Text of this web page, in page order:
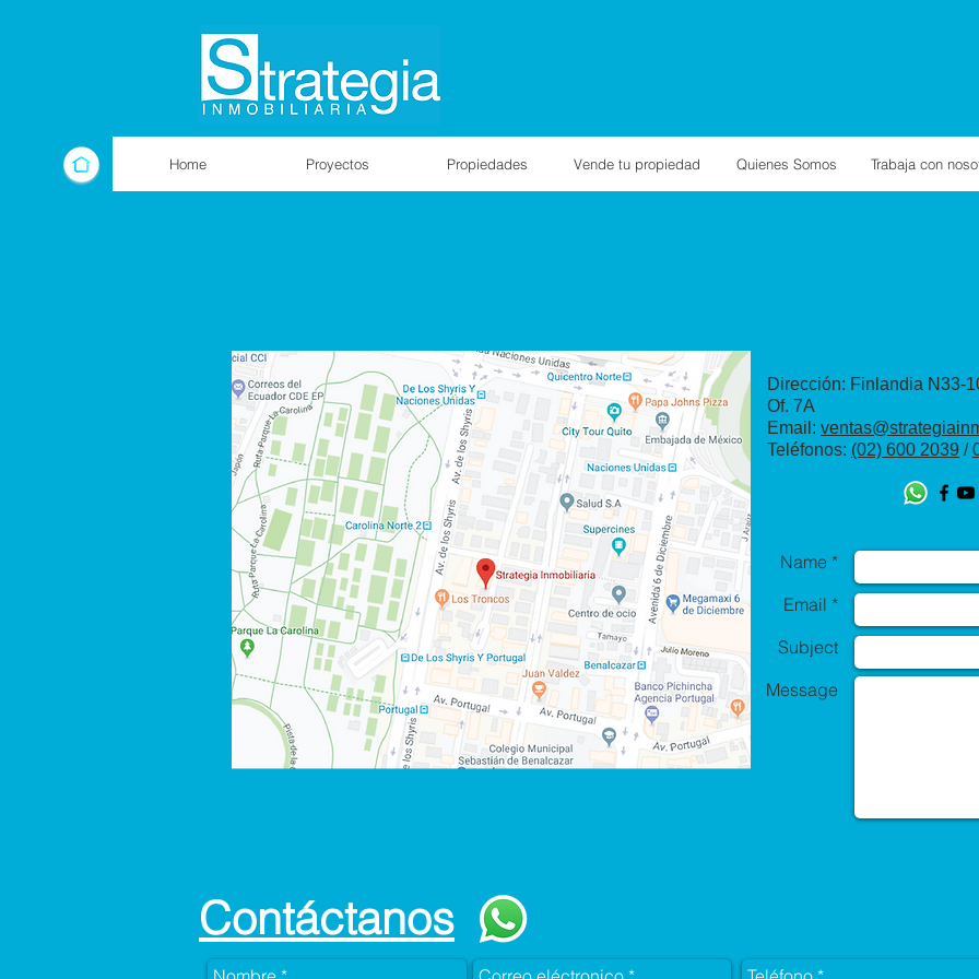
Home Proyectos Propiedades Vende tu propiedad Quienes Somos Trabaja con
Dirección: Finlandia N33-
Of. 7A
Email:
Teléfonos: (02) 600 2039 /
Name *
Email *
Subject
Message
Contáctanos